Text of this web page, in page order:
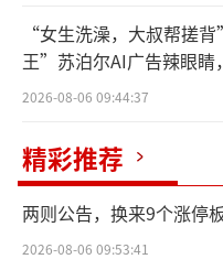
拓品类+开大店，
从食业家的调
的全品类折扣业态
服务型业态。除此
零食等创新形态。
“女生洗澡，大叔帮搓
王”苏泊尔AI广告辣眼睛
2026-08-06 09:44:37
精彩推荐
两则公告，换来9个涨停
2026-08-06 09:53:41